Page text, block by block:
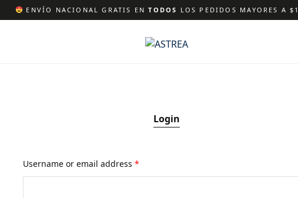
ENVÍO NACIONAL GRATIS ENTODOS LOS PEDIDOS MAYORES A
Login
Username or email address*